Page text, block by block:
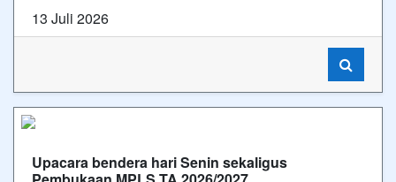
13 Juli 2026
Upacara bendera hari Senin sekaligus